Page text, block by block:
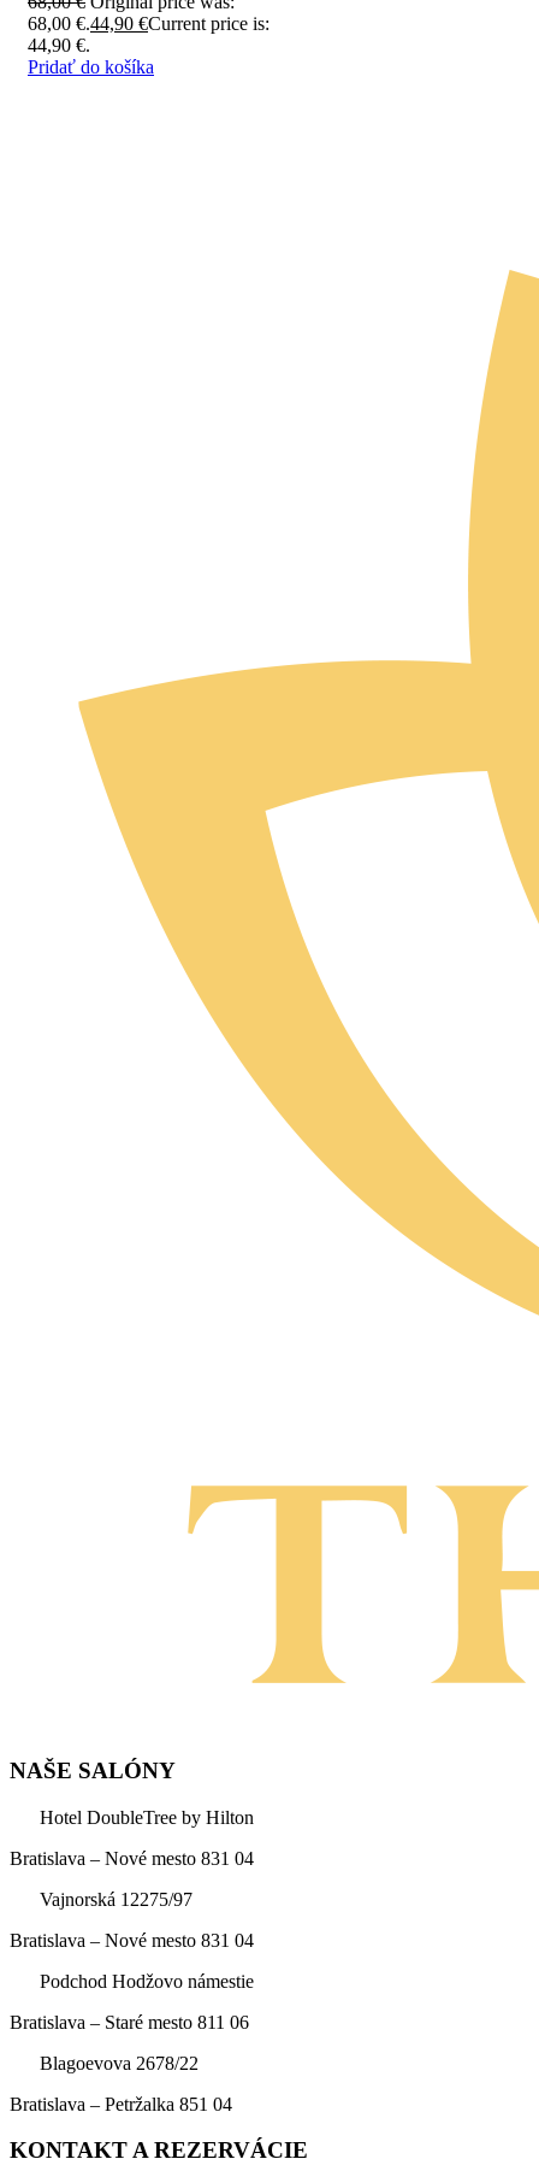
68,00 €.44,90 €Current price is:
44,90 €.
Pridať do košíka
NAŠE SALÓNY
Hotel DoubleTree by Hilton
Bratislava – Nové mesto 831 04
Vajnorská 12275/97
Bratislava – Nové mesto 831 04
Podchod Hodžovo námestie
Bratislava – Staré mesto 811 06
Blagoevova 2678/22
Bratislava – Petržalka 851 04
KONTAKT A REZERVÁCIE